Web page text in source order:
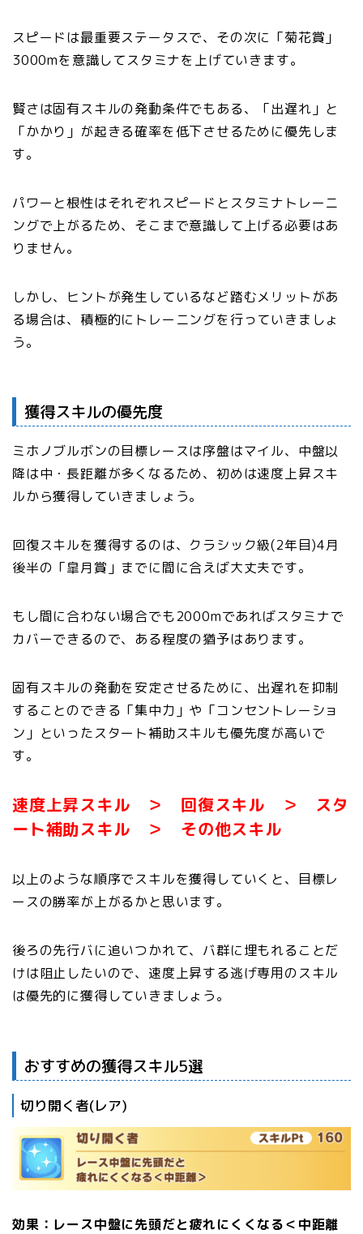
スピードは最重要ステータスで、その次に「菊花賞」
3000mを意識してスタミナを上げていきます。
賢さは固有スキルの発動条件でもある、「出遅れ」と
「かかり」が起きる確率を低下させるために優先しま
す。
パワーと根性はそれぞれスピードとスタミナトレーニ
ングで上がるため、そこまで意識して上げる必要はあ
りません。
しかし、ヒントが発生しているなど踏むメリットがあ
る場合は、積極的にトレーニングを行っていきましょ
う。
獲得スキルの優先度
ミホノブルボンの目標レースは序盤はマイル、中盤以
降は中・長距離が多くなるため、初めは速度上昇スキ
ルから獲得していきましょう。
回復スキルを獲得するのは、クラシック級(2年目)4月
後半の「皐月賞」までに間に合えば大丈夫です。
もし間に合わない場合でも2000mであればスタミナで
カバーできるので、ある程度の猶予はあります。
固有スキルの発動を安定させるために、出遅れを抑制
することのできる「集中力」や「コンセントレーショ
ン」といったスタート補助スキルも優先度が高いで
す。
速度上昇スキル ＞ 回復スキル ＞ スタ
ート補助スキル ＞ その他スキル
以上のような順序でスキルを獲得していくと、目標レ
ースの勝率が上がるかと思います。
後ろの先行バに追いつかれて、バ群に埋もれることだ
けは阻止したいので、速度上昇する逃げ専用のスキル
は優先的に獲得していきましょう。
おすすめの獲得スキル5選
切り開く者(レア)
効果：レース中盤に先頭だと疲れにくくなる＜中距離